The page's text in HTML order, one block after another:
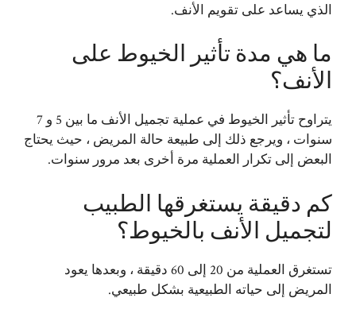
الذي يساعد على تقويم الأنف.
ما هي مدة تأثير الخيوط على
الأنف؟
يتراوح تأثير الخيوط في عملية تجميل الأنف ما بين 5 و 7
سنوات ، ويرجع ذلك إلى طبيعة حالة المريض ، حيث يحتاج
البعض إلى تكرار العملية مرة أخرى بعد مرور سنوات.
كم دقيقة يستغرقها الطبيب
لتجميل الأنف بالخيوط؟
تستغرق العملية من 20 إلى 60 دقيقة ، وبعدها يعود
المريض إلى حياته الطبيعية بشكل طبيعي.